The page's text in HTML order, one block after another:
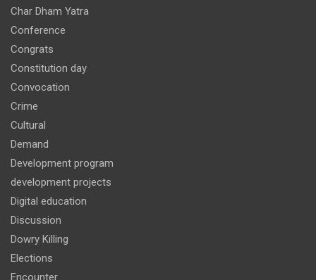
Char Dham Yatra
Conference
Congrats
Constitution day
Convocation
Crime
Cultural
Demand
Development program
development projects
Digital education
Discussion
Dowry Killing
Elections
Encounter